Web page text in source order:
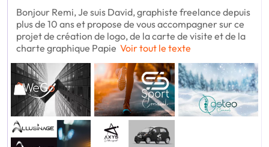
Bonjour Remi, Je suis David, graphiste freelance depuis
plus de 10 ans et propose de vous accompagner sur ce
projet de création de logo, de la carte de visite et de la
charte graphique Papie Voir tout le texte